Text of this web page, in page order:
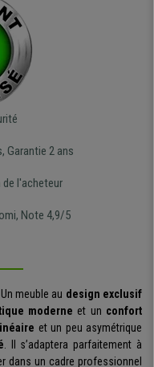
Garantie 2 ans
l'acheteur
Note 4,9/5
meuble au design exclusif
moderne et un confort
et un peu asymétrique
. Il s’adaptera parfaitement à
dans un cadre professionnel